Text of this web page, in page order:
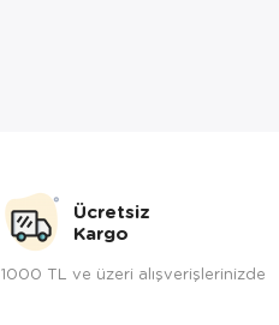
Ücretsiz
Kargo
1000 TL ve üzeri alışverişlerinizde